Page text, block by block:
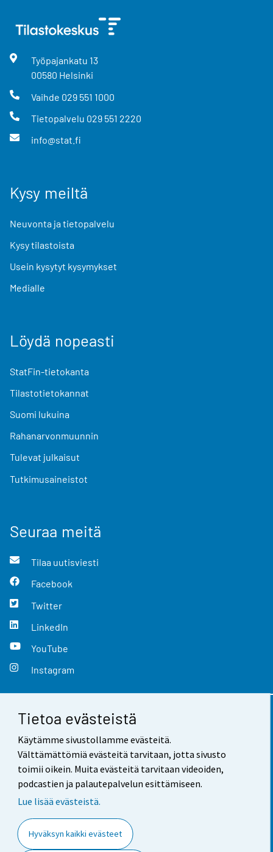
Tietoa evästeistä
Käytämme sivustollamme evästeitä.
Välttämättömiä evästeitä tarvitaan, jotta sivusto
toimii oikein. Muita evästeitä tarvitaan videoiden,
podcastien ja palautepalvelun esittämiseen.
Lue lisää evästeistä.
Hyväksyn kaikki evästeet
Työpajankatu 13
00580 Helsinki
Vaihde 029 551 1000
Tietopalvelu 029 551 2220
info@stat.fi
Kysy meiltä
Neuvonta ja tietopalvelu
Kysy tilastoista
Usein kysytyt kysymykset
Medialle
Löydä nopeasti
StatFin-tietokanta
Tilastotietokannat
Suomi lukuina
Rahanarvonmuunnin
Tulevat julkaisut
Tutkimusaineistot
Seuraa meitä
Tilaa uutisviesti
Facebook
Twitter
LinkedIn
YouTube
Instagram
Yhteystiedot
Palaute
Käyttöehdot
Saavutettavuus
Tietoa sivustosta